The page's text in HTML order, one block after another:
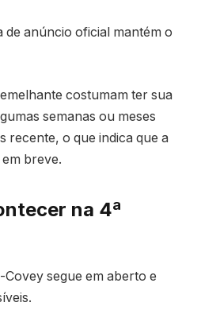
de anúncio oficial mantém o
costumam ter sua
semanas ou meses
recente, o que indica que a
breve.
na 4ª
segue em aberto e